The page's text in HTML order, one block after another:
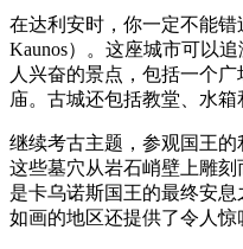
在达利安时，你一定不能
Kaunos）。这座城市可以
人兴奋的景点，包括一个
庙。古城还包括教堂、水箱
继续考古主题，参观国王的
这些墓穴从岩石峭壁上雕
是卡乌诺斯国王的最终安
如画的地区还提供了令人惊